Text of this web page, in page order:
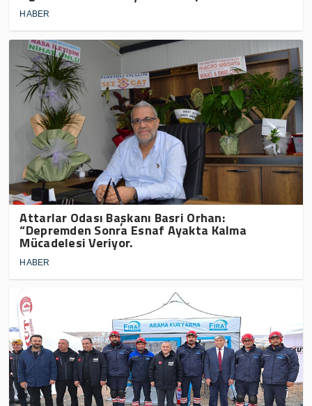
HABER
Attarlar Odası Başkanı Basri Orhan:
“Depremden Sonra Esnaf Ayakta Kalma
Mücadelesi Veriyor.
HABER